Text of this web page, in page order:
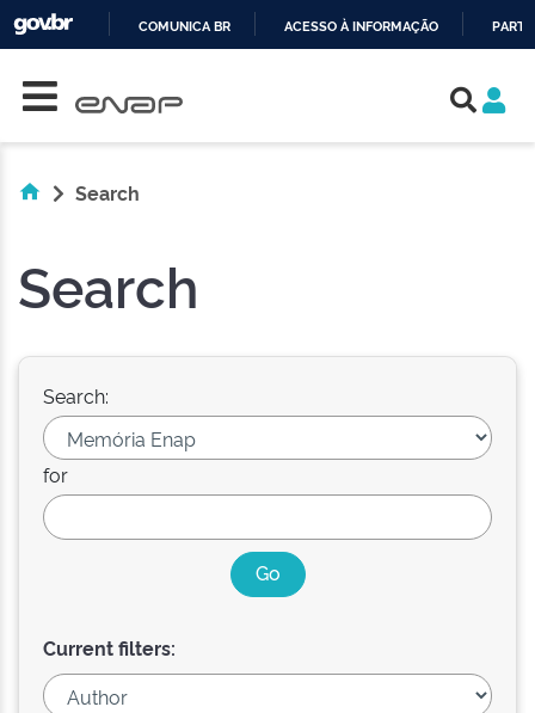
COMUNICA BR ACESSO À INFORMAÇÃO
Search
Search
Search:
for
Current filters: